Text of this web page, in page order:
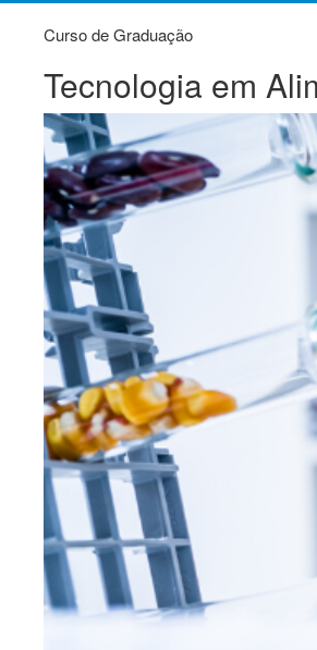
Curso de Graduação
Tecnologia em